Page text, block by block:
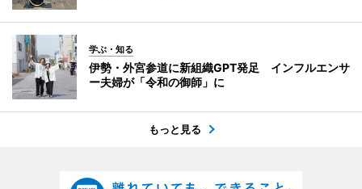
学ぶ・知る
伊勢・外宮参道に新組織GPT発足 インフルエンサ
ー夫婦が「令和の御師」に
もっと見る